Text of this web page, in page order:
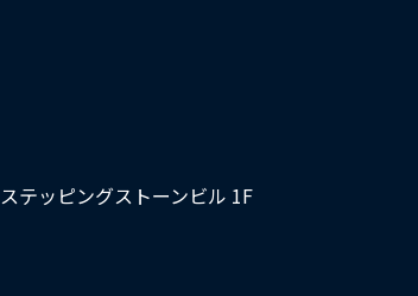
ステッピングストーンビル 1F